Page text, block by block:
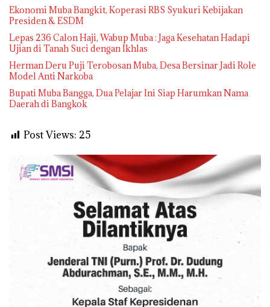
Ekonomi Muba Bangkit, Koperasi RBS Syukuri Kebijakan
Presiden & ESDM
Lepas 236 Calon Haji, Wabup Muba : Jaga Kesehatan Hadapi
Ujian di Tanah Suci dengan Ikhlas
Herman Deru Puji Terobosan Muba, Desa Bersinar Jadi Role
Model Anti Narkoba
Bupati Muba Bangga, Dua Pelajar Ini Siap Harumkan Nama
Daerah di Bangkok
Post Views: 25